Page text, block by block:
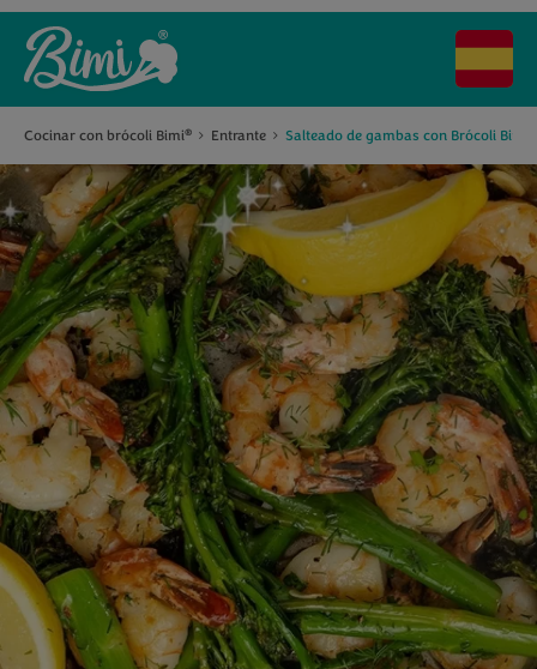
Cocinar con brócoli Bimi® Entrante Salteado de gambas con Brócoli Bimi